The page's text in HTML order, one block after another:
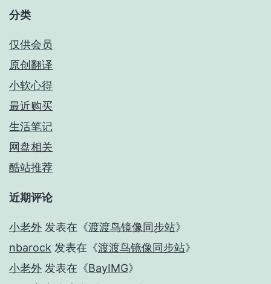
分类
仅供会员
原创翻译
小软心得
最近购买
生活笔记
网盘相关
酷站推荐
近期评论
小老外 发表在《渡渡鸟镜像同步站》
nbarock 发表在《渡渡鸟镜像同步站》
小老外 发表在《BayIMG》